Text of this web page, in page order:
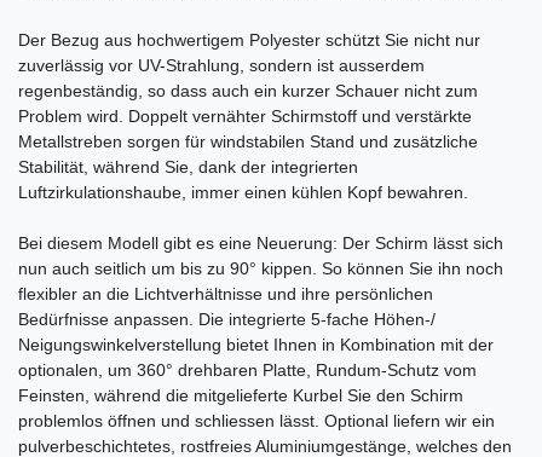
Der Bezug aus hochwertigem Polyester schützt Sie nicht nur
zuverlässig vor UV-Strahlung, sondern ist ausserdem
regenbeständig, so dass auch ein kurzer Schauer nicht zum
Problem wird. Doppelt vernähter Schirmstoff und verstärkte
Metallstreben sorgen für windstabilen Stand und zusätzliche
Stabilität, während Sie, dank der integrierten
Luftzirkulationshaube, immer einen kühlen Kopf bewahren.
Bei diesem Modell gibt es eine Neuerung: Der Schirm lässt sich
nun auch seitlich um bis zu 90° kippen. So können Sie ihn noch
flexibler an die Lichtverhältnisse und ihre persönlichen
Bedürfnisse anpassen. Die integrierte 5-fache Höhen-/
Neigungswinkelverstellung bietet Ihnen in Kombination mit der
optionalen, um 360° drehbaren Platte, Rundum-Schutz vom
Feinsten, während die mitgelieferte Kurbel Sie den Schirm
problemlos öffnen und schliessen lässt. Optional liefern wir ein
pulverbeschichtetes, rostfreies Aluminiumgestänge, welches den